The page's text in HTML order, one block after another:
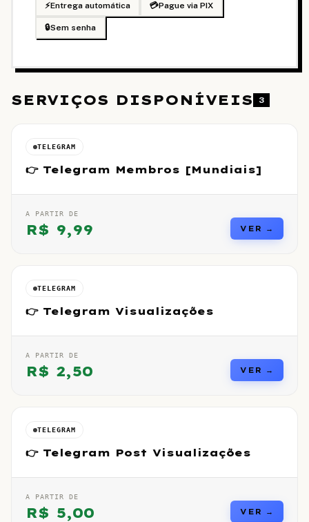
⚡Entrega automática 💳Pague via PIX
🔒Sem senha
SERVIÇOS DISPONÍVEIS 3
TELEGRAM
👉 Telegram Membros [Mundiais]
A PARTIR DE
R$ 9,99 VER →
TELEGRAM
👉 Telegram Visualizações
A PARTIR DE
R$ 2,50 VER →
TELEGRAM
👉 Telegram Post Visualizações
A PARTIR DE
R$ 5,00 VER →